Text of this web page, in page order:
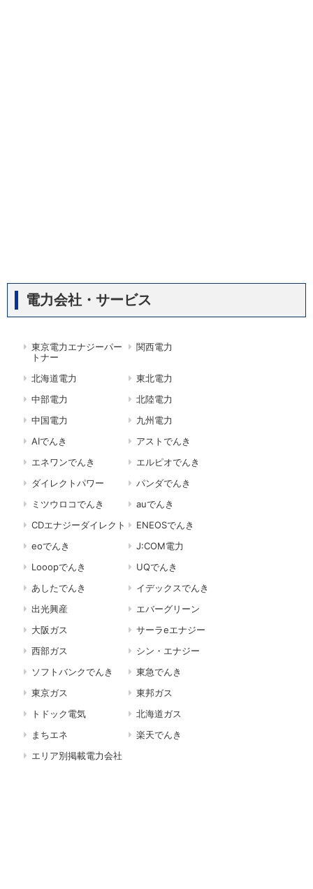
電力会社・サービス
東京電力エナジーパー
トナー
関西電力
北海道電力
東北電力
中部電力
北陸電力
中国電力
九州電力
AIでんき
アストでんき
エネワンでんき
エルピオでんき
ダイレクトパワー
パンダでんき
ミツウロコでんき
auでんき
CDエナジーダイレクト
ENEOSでんき
eoでんき
J:COM電力
Looopでんき
UQでんき
あしたでんき
イデックスでんき
出光興産
エバーグリーン
大阪ガス
サーラeエナジー
西部ガス
シン・エナジー
ソフトバンクでんき
東急でんき
東京ガス
東邦ガス
トドック電気
北海道ガス
まちエネ
楽天でんき
エリア別掲載電力会社